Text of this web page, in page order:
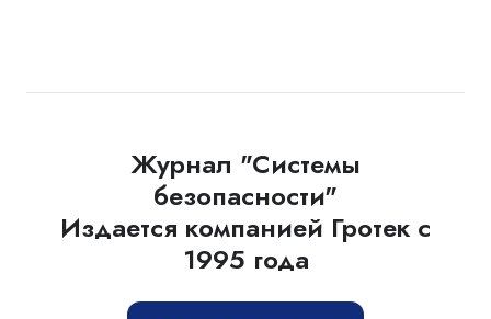
Журнал "Системы
безопасности"
Издается компанией Гротек с
1995 года